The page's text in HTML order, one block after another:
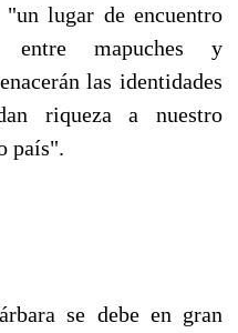
lugar de encuentro
entre mapuches y
las identidades
riqueza a nuestro
país".
se debe en gran